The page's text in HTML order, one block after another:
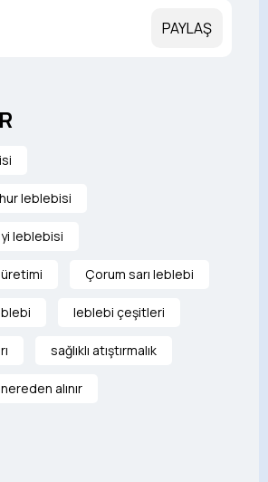
PAYLAŞ
leblebisi
leblebisi
Çorum sarı leblebi
leblebi çeşitleri
sağlıklı atıştırmalık
alınır